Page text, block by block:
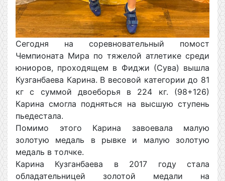
Сегодня на соревновательный помост
Чемпионата Мира по тяжелой атлетике среди
юниоров, проходящем в Фиджи (Сува) вышла
Кузганбаева Карина. В весовой категории до 81
кг с суммой двоеборья в 224 кг. (98+126)
Карина смогла подняться на высшую ступень
пьедестала.
Помимо этого Карина завоевала малую
золотую медаль в рывке и малую золотую
медаль в толчке.
Карина Кузганбаева в 2017 году стала
обладательницей золотой медали на